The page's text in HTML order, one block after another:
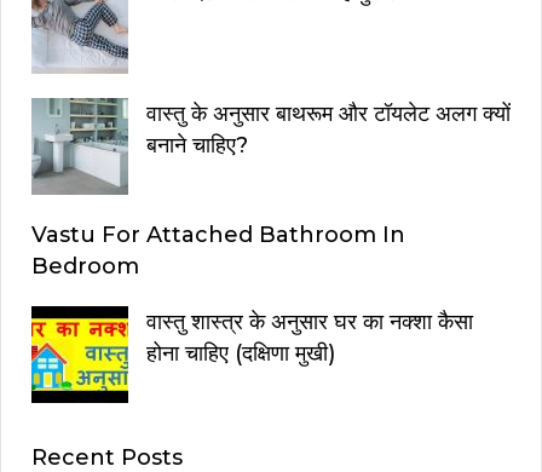
वास्तु के अनुसार बाथरूम और टॉयलेट अलग क्यों
बनाने चाहिए?
Vastu For Attached Bathroom In
Bedroom
वास्तु शास्त्र के अनुसार घर का नक्शा कैसा
होना चाहिए (दक्षिणा मुखी)
Recent Posts